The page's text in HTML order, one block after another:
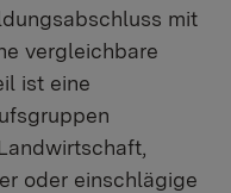
mit
vergleichbare
ist eine
oder einschlägige